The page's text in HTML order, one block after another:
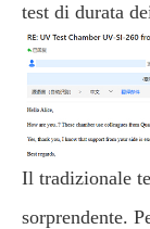
test di durata
Il tradizionale
sorprendente.